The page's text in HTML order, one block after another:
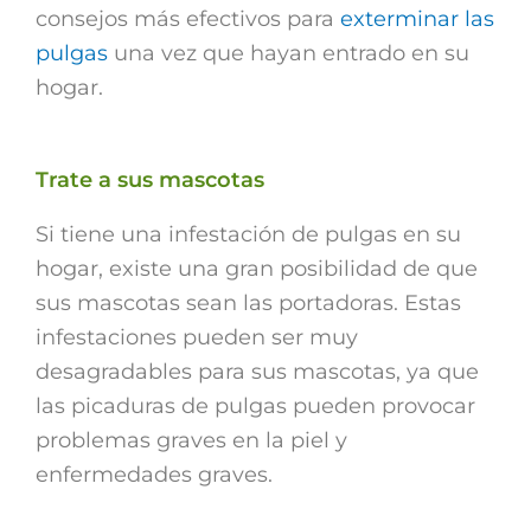
consejos más efectivos para exterminar las
pulgas una vez que hayan entrado en su
hogar.
Trate a sus mascotas
Si tiene una infestación de pulgas en su
hogar, existe una gran posibilidad de que
sus mascotas sean las portadoras. Estas
infestaciones pueden ser muy
desagradables para sus mascotas, ya que
las picaduras de pulgas pueden provocar
problemas graves en la piel y
enfermedades graves.